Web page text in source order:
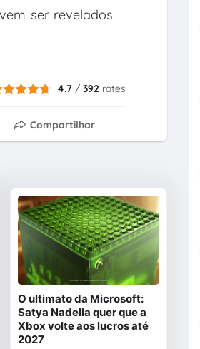
ser revelados
4.7 /392 rates
Compartilhar
O ultimato da Microsoft:
Satya Nadella quer que a
Xbox volte aos lucros até
2027